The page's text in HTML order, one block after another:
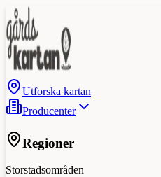
Utforska kartan
Producenter
Regioner
Storstadsområden